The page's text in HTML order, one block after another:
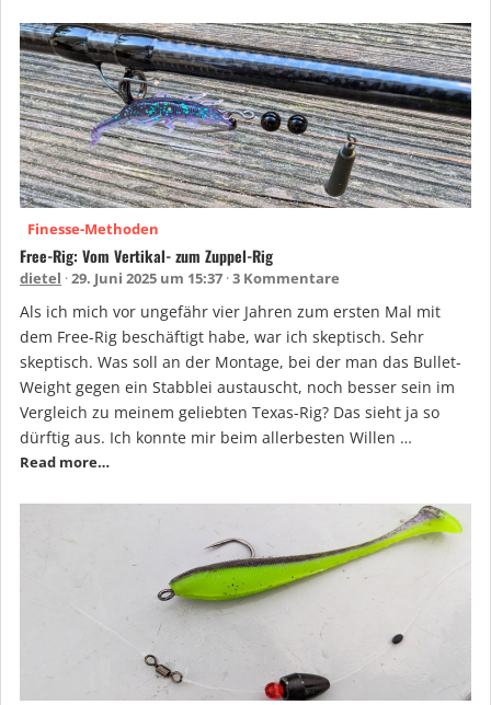
Finesse-Methoden
Free-Rig: Vom Vertikal- zum Zuppel-Rig
dietel 29. Juni 2025 um 15:37 3 Kommentare
Als ich mich vor ungefähr vier Jahren zum ersten Mal mit
dem Free-Rig beschäftigt habe, war ich skeptisch. Sehr
skeptisch. Was soll an der Montage, bei der man das Bullet-
Weight gegen ein Stabblei austauscht, noch besser sein im
Vergleich zu meinem geliebten Texas-Rig? Das sieht ja so
dürftig aus. Ich konnte mir beim allerbesten Willen …
Read more…